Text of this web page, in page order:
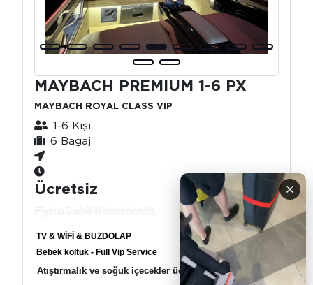
×
MAYBACH PREMIUM 1-6 PX
MAYBACH ROYAL CLASS VIP
1-6 Kişi
6 Bagaj
Ücretsiz
Fiyata Dahil Hizmetlerdir.
TV & WİFİ & BUZDOLAP
Bebek koltuk - Full Vip Service
Atıştırmalık ve soğuk içecekler ücretsiz